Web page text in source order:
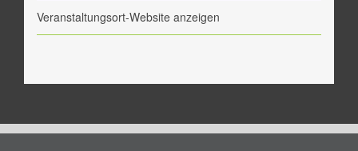
Veranstaltungsort-Website anzeigen